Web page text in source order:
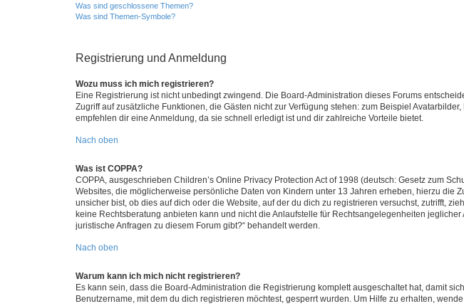
Was sind geschlossene Themen?
Was sind Themen-Symbole?
Registrierung und Anmeldung
Wozu muss ich mich registrieren?
Eine Registrierung ist nicht unbedingt zwingend. Die Board-Administration dieses Forums
Zugriff auf zusätzliche Funktionen, die Gästen nicht zur Verfügung stehen: zum Beispiel
empfehlen dir eine Anmeldung, da sie schnell erledigt ist und dir zahlreiche Vorteile bietet.
Nach oben
Was ist COPPA?
COPPA, ausgeschrieben Children’s Online Privacy Protection Act of 1998 (deutsch: Gesetz zum
Websites, die möglicherweise persönliche Daten von Kindern unter 13 Jahren erheben, hierzu
unsicher bist, ob dies auf dich oder die Website, auf der du dich zu registrieren versuchst, zutrifft,
keine Rechtsberatung anbieten kann und nicht die Anlaufstelle für Rechtsangelegenheiten
juristische Anfragen zu diesem Forum gibt?“ behandelt werden.
Nach oben
Warum kann ich mich nicht registrieren?
Es kann sein, dass die Board-Administration die Registrierung komplett ausgeschaltet hat, damit
Benutzername, mit dem du dich registrieren möchtest, gesperrt wurden. Um Hilfe zu erhalten,